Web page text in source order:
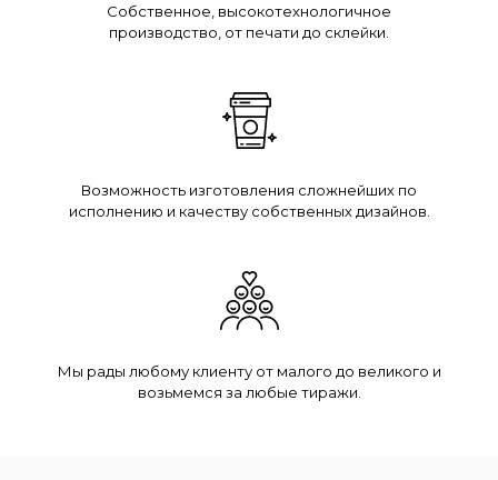
Собственное, высокотехнологичное
производство, от печати до склейки.
Возможность изготовления сложнейших по
исполнению и качеству собственных дизайнов.
Мы рады любому клиенту от малого до великого и
возьмемся за любые тиражи.